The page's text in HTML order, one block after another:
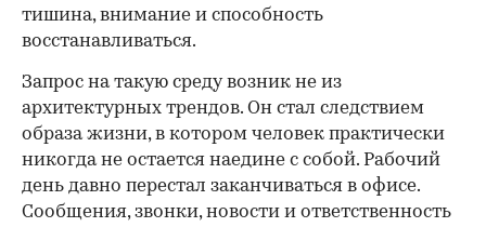
тишина, внимание и способность
восстанавливаться.
Запрос на такую среду возник не из
архитектурных трендов. Он стал следствием
образа жизни, в котором человек практически
никогда не остается наедине с собой. Рабочий
день давно перестал заканчиваться в офисе.
Сообщения, звонки, новости и ответственность